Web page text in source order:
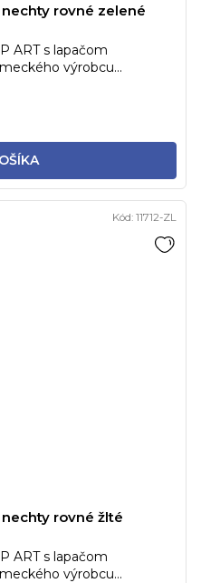
rovné zelené
ART s lapačom
výrobcu...
rovné žlté
ART s lapačom
výrobcu...
Kód: 11712-ZL